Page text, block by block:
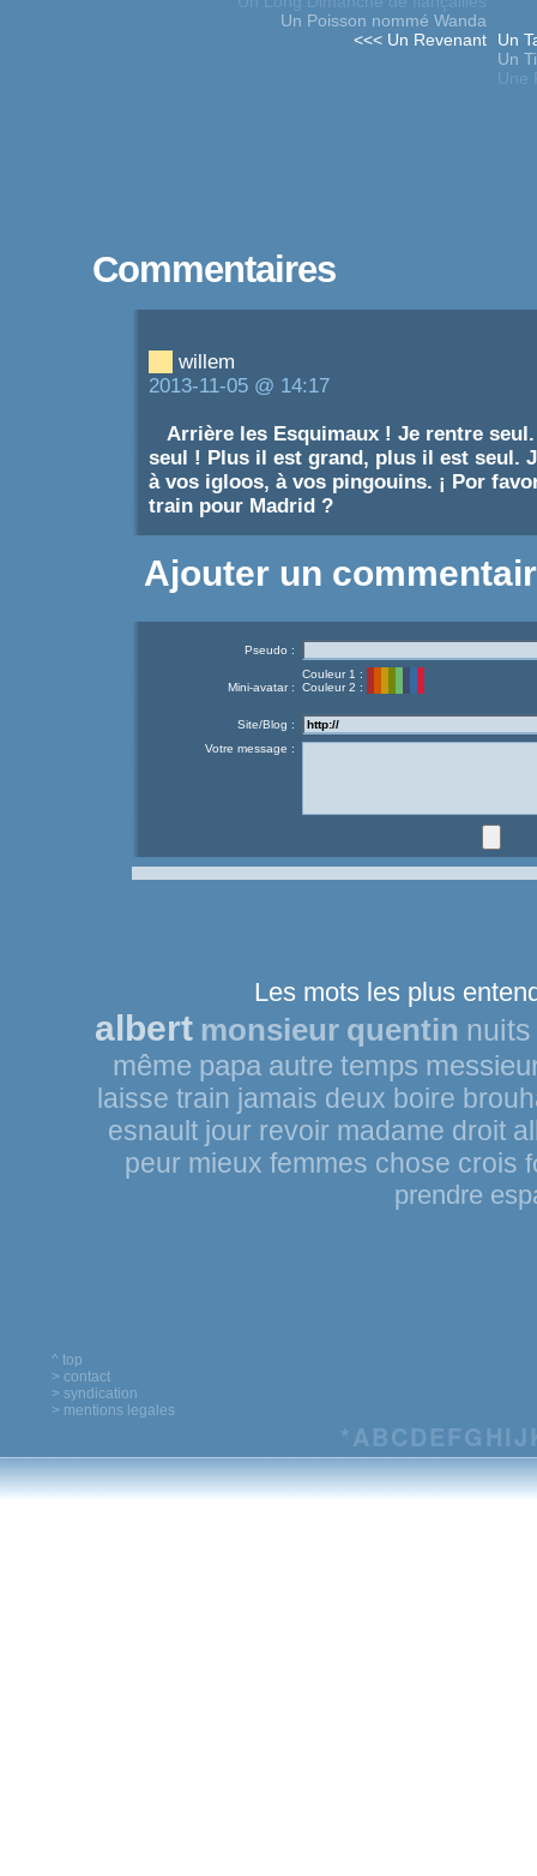
Un Poisson nommé Wanda
<<< Un Revenant
Un
Un
Une
Commentaires
willem
2013-11-05 @ 14:17
Arrière les Esquimaux ! Je rentre
seul ! Plus il est grand, plus il est seul.
à vos igloos, à vos pingouins. ¡ Por
train pour Madrid ?
Ajouter un
Pseudo :
Mini-avatar :
Couleur 1 :
Couleur 2 :
Site/Blog :
Votre message :
Les mots les plus
albert monsieur quentin nuits
même papa autre temps
laisse train jamais deux boire
esnault jour revoir madame droit
peur mieux femmes chose crois
prendre
^ top
> contact
> syndication
> mentions legales
*ABCDEFG HIJ